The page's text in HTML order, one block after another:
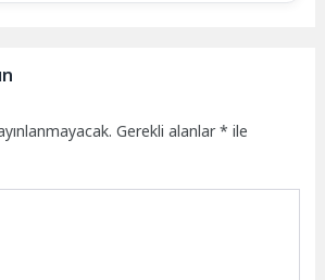
Gerekli alanlar* ile